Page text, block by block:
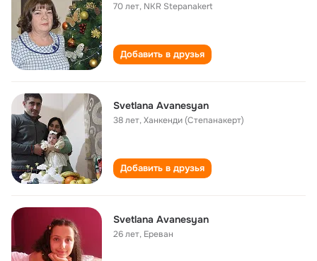
70 лет, NKR Stepanakert
Добавить в друзья
Svetlana Avanesyan
38 лет,Ханкенди (Степанакерт)
Добавить в друзья
Svetlana Avanesyan
26 лет, Ереван